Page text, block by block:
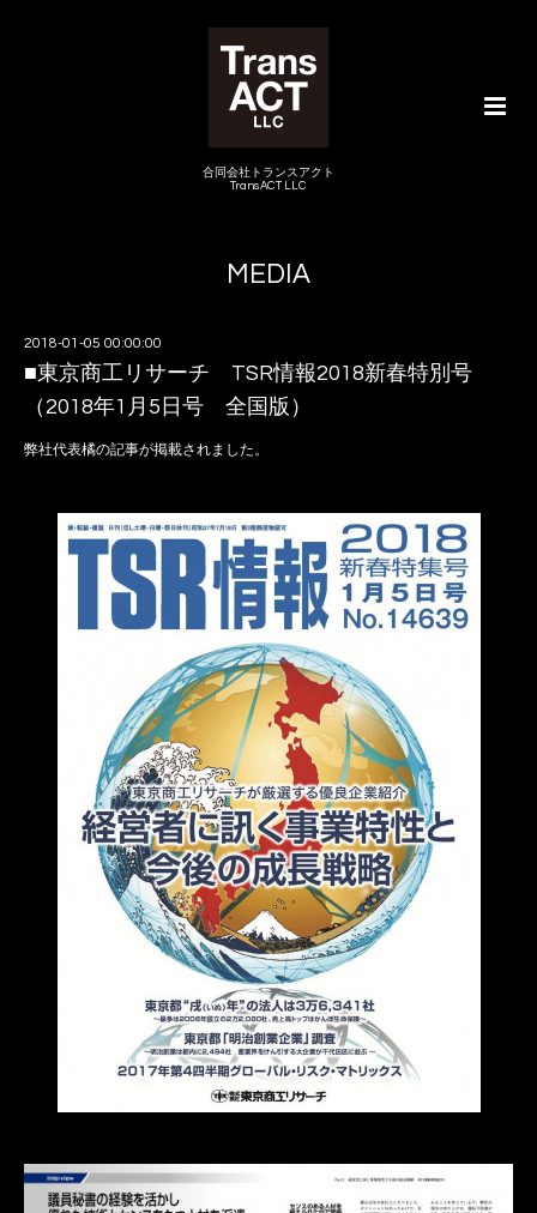
合同会社トランスアクト
TransACT LLC
MEDIA
2018-01-05 00:00:00
■東京商工リサーチ TSR情報2018新春特別号
（2018年1月5日号 全国版）
弊社代表橘の記事が掲載されました。